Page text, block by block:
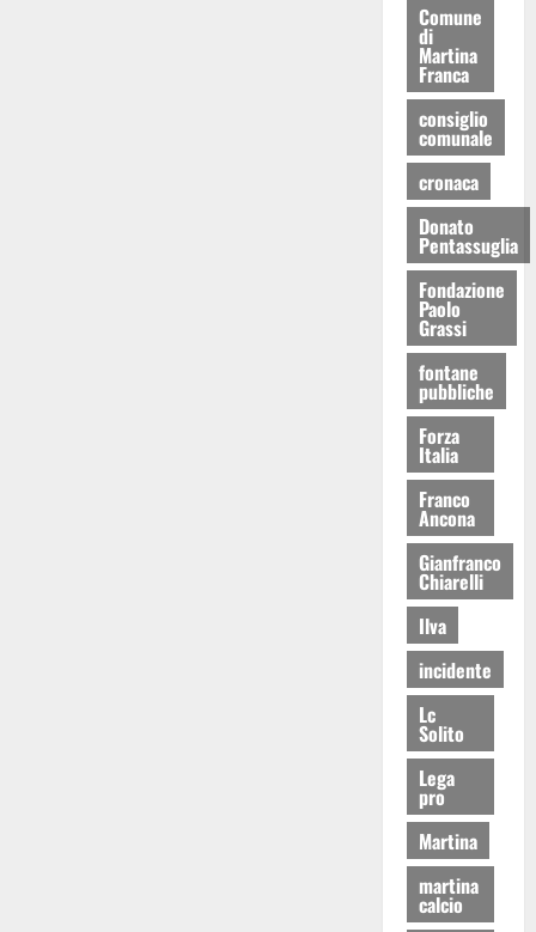
Comune
di
Martina
Franca
consiglio
comunale
cronaca
Donato
Pentassuglia
Fondazione
Paolo
Grassi
fontane
pubbliche
Forza
Italia
Franco
Ancona
Gianfranco
Chiarelli
Ilva
incidente
Lc
Solito
Lega
pro
Martina
martina
calcio